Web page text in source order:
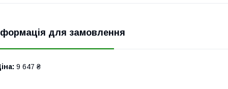
для замовлення
9 647 ₴